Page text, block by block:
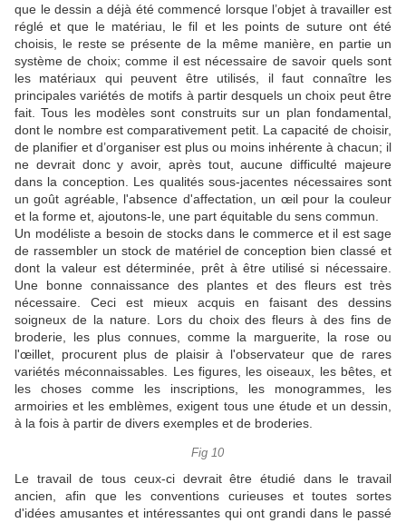
que le dessin a déjà été commencé lorsque l’objet à travailler est
réglé et que le matériau, le fil et les points de suture ont été
choisis, le reste se présente de la même manière, en partie un
système de choix; comme il est nécessaire de savoir quels sont
les matériaux qui peuvent être utilisés, il faut connaître les
principales variétés de motifs à partir desquels un choix peut être
fait.
Tous les modèles sont construits sur un plan fondamental,
dont le nombre est comparativement petit. La capacité de choisir,
de planifier et d’organiser est plus ou moins inhérente à chacun; il
ne devrait donc y avoir, après tout, aucune difficulté majeure
dans la conception.
Les qualités sous-jacentes nécessaires sont
un goût agréable, l'absence d'affectation, un œil pour la couleur
et la forme et, ajoutons-le, une part équitable du sens commun.
Un modéliste a besoin de stocks dans le commerce et il est sage
de rassembler un stock de matériel de conception bien classé et
dont la valeur est déterminée, prêt à être utilisé si nécessaire.
Une bonne connaissance des plantes et des fleurs est très
nécessaire.
Ceci est mieux acquis en faisant des dessins
soigneux de la nature.
Lors du choix des fleurs à des fins de
broderie, les plus connues, comme la marguerite, la rose ou
l'œillet, procurent plus de plaisir à l'observateur que de rares
variétés méconnaissables.
Les figures, les oiseaux, les bêtes, et
les choses comme les inscriptions, les monogrammes, les
armoiries et les emblèmes, exigent tous une étude et un dessin,
à la fois à partir de divers exemples et de broderies.
Fig 10
Le travail de tous ceux-ci devrait être étudié dans le travail
ancien, afin que les conventions curieuses et toutes sortes
d'idées amusantes et intéressantes qui ont grandi dans le passé